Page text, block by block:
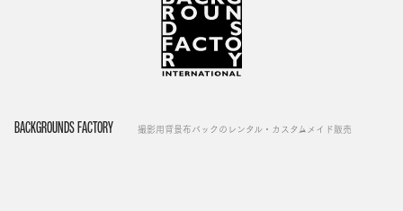
BACKGROUNDS FACTORY 撮影用背景布バックのレンタル・カスタムメイド販売